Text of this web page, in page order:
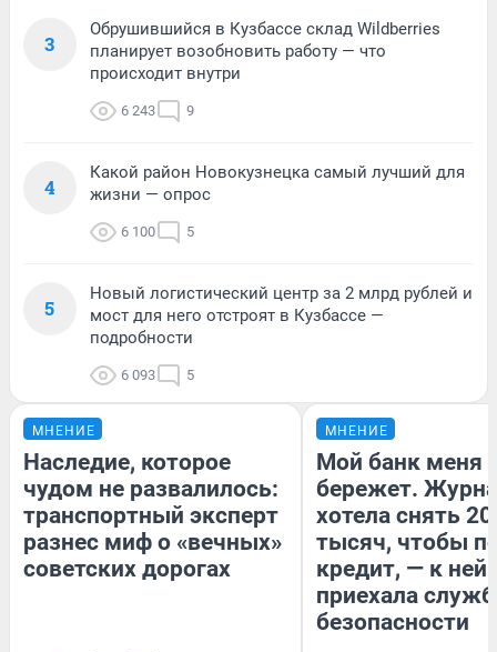
3
Обрушившийся в Кузбассе склад Wildberries
планирует возобновить работу — что
происходит внутри
6 243 9
4
Какой район Новокузнецка самый лучший для
жизни — опрос
6 100 5
5
Новый логистический центр за 2 млрд рублей и
мост для него отстроят в Кузбассе —
подробности
6 093 5
МНЕНИЕ
Наследие, которое
чудом не развалилось:
транспортный эксперт
разнес миф о «вечных»
советских дорогах
МНЕНИЕ
Мой банк меня
бережет.
хотела снять
тысяч, чтобы
кредит, — к
приехала
безопасности